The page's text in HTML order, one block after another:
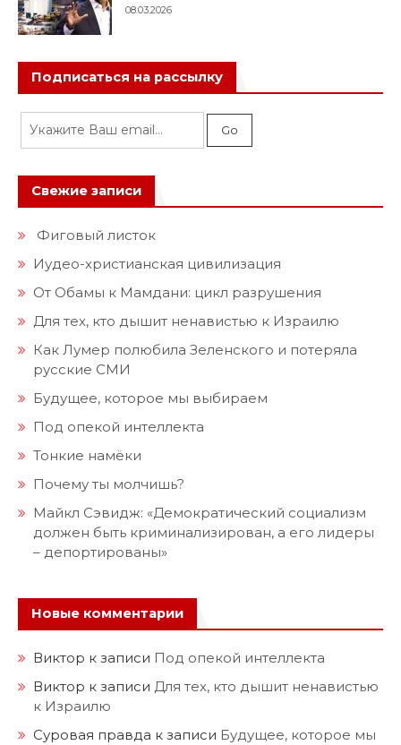
08.03.2026
Подписаться на рассылку
Свежие записи
Фиговый листок
Иудео-христианская цивилизация
От Обамы к Мамдани: цикл разрушения
Для тех, кто дышит ненавистью к Израилю
Как Лумер полюбила Зеленского и потеряла
русские СМИ
Будущее, которое мы выбираем
Под опекой интеллекта
Тонкие намёки
Почему ты молчишь?
Майкл Сэвидж: «Демократический социализм
должен быть криминализирован, а его лидеры
– депортированы»
Новые комментарии
Виктор к записи Под опекой интеллекта
Виктор к записи Для тех, кто дышит ненавистью
к Израилю
Суровая правда к записи Будущее, которое мы